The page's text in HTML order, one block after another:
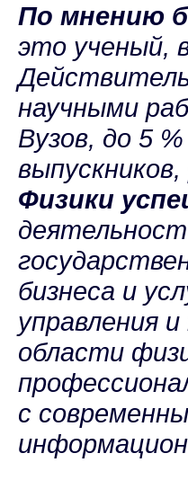
По мнению
это ученый,
научными
Вузов, до 5
Физики
бизнеса и
управления
области
с